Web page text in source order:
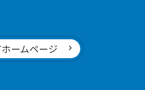
ホームページ